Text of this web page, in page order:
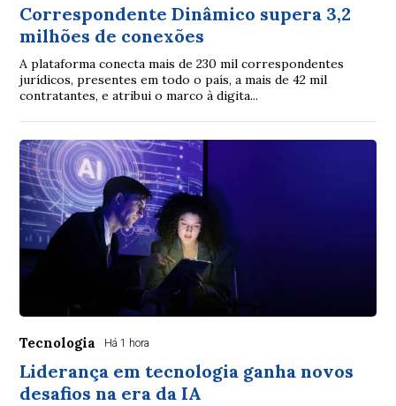
Correspondente Dinâmico supera 3,2
milhões de conexões
A plataforma conecta mais de 230 mil correspondentes
jurídicos, presentes em todo o país, a mais de 42 mil
contratantes, e atribui o marco à digita...
Tecnologia Há 1 hora
Liderança em tecnologia ganha novos
desafios na era da IA